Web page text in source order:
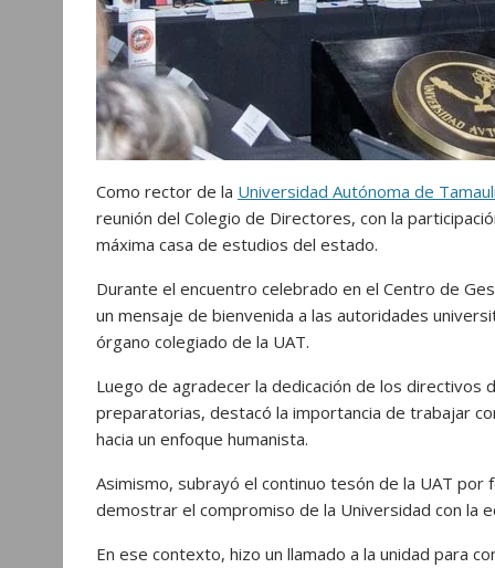
Como rector de la Universidad Autónoma de
reunión del Colegio de Directores, con la
máxima casa de estudios del estado.
Durante el encuentro celebrado en el Centro de
un mensaje de bienvenida a las autoridades
órgano colegiado de la UAT.
Luego de agradecer la dedicación de los directivos
preparatorias, destacó la importancia de trabajar
hacia un enfoque humanista.
Asimismo, subrayó el continuo tesón de la UAT
demostrar el compromiso de la Universidad con la
En ese contexto, hizo un llamado a la unidad para